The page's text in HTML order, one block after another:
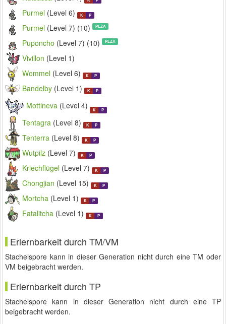
Purmel (Level 6) K P
Purmel (Level 7) (10) PLZA
Puponcho (Level 7) (10) PLZA
Vivillon (Level 1)
Wommel (Level 6) K P
Bandelby (Level 1) K P
Mottineva (Level 4) K P
Tentagra (Level 8) K P
Tenterra (Level 8) K P
Wutpilz (Level 7) K P
Kriechflügel (Level 7) K P
Chongjian (Level 15) K P
Mortcha (Level 1) K P
Fatalitcha (Level 1) K P
Erlernbarkeit durch TM/VM
Stachelspore kann in dieser Generation nicht durch eine TM oder
VM beigebracht werden.
Erlernbarkeit durch TP
Stachelspore kann in dieser Generation nicht durch eine TP
beigebracht werden.